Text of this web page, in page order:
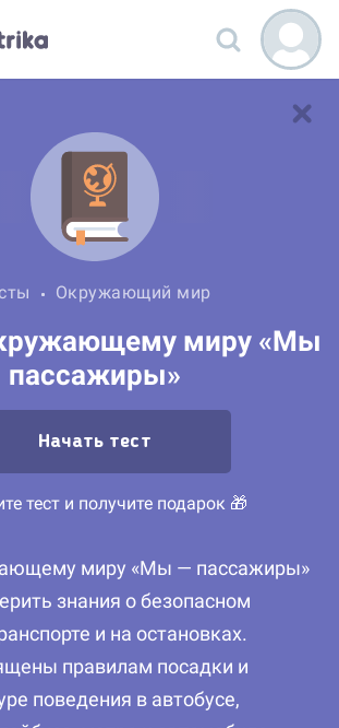
Окружающий мир
миру «Мы
пассажиры»
Начать тест
тест и получите подарок 🎁
миру «Мы — пассажиры»
знания о безопасном
и на остановках.
правилам посадки и
поведения в автобусе,